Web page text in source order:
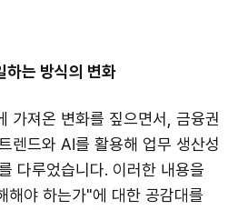
하는 방식의 변화
가져온 변화를 짚으면서, 금융권
렌드와 AI를 활용해 업무 생산성
다루었습니다. 이러한 내용을
해야 하는가"에 대한 공감대를